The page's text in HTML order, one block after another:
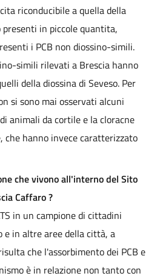
riconducibile a quella della
presenti in piccole quantita,
i PCB non diossino-simili.
simili rilevati a Brescia hanno
della diossina di Seveso. Per
si sono mai osservati alcuni
animali da cortile e la cloracne
che hanno invece caratterizzato
che vivono all'interno del Sito
Caffaro ?
in un campione di cittadini
e in altre aree della città, a
che l'assorbimento dei PCB e
è in relazione non tanto con